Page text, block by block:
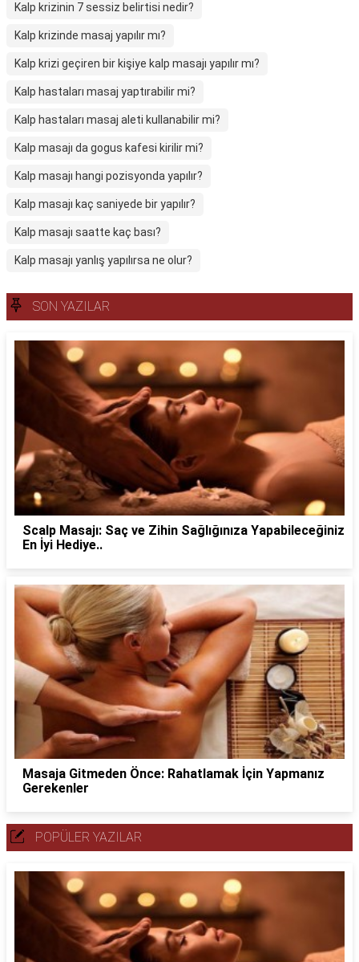
Kalp krizinin 7 sessiz belirtisi nedir?
Kalp krizinde masaj yapılır mı?
Kalp krizi geçiren bir kişiye kalp masajı yapılır mı?
Kalp hastaları masaj yaptırabilir mi?
Kalp hastaları masaj aleti kullanabilir mi?
Kalp masajı da gogus kafesi kirilir mi?
Kalp masajı hangi pozisyonda yapılır?
Kalp masajı kaç saniyede bir yapılır?
Kalp masajı saatte kaç bası?
Kalp masajı yanlış yapılırsa ne olur?
SON YAZILAR
Scalp Masajı: Saç ve Zihin Sağlığınıza Yapabileceğiniz
En İyi Hediye..
Masaja Gitmeden Önce: Rahatlamak İçin Yapmanız
Gerekenler
POPÜLER YAZILAR